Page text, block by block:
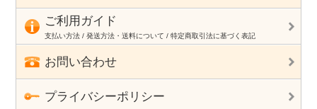
ご利用ガイド
支払い方法 / 発送方法・送料について / 特定商取引法に基づく表記
お問い合わせ
プライバシーポリシー